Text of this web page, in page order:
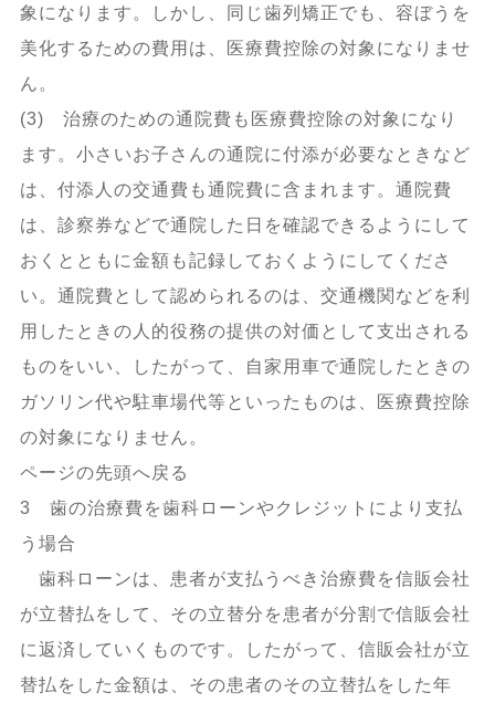
象になります。しかし、同じ歯列矯正でも、容ぼうを
美化するための費用は、医療費控除の対象になりませ
ん。
(3) 治療のための通院費も医療費控除の対象になり
ます。小さいお子さんの通院に付添が必要なときなど
は、付添人の交通費も通院費に含まれます。通院費
は、診察券などで通院した日を確認できるようにして
おくとともに金額も記録しておくようにしてくださ
い。通院費として認められるのは、交通機関などを利
用したときの人的役務の提供の対価として支出される
ものをいい、したがって、自家用車で通院したときの
ガソリン代や駐車場代等といったものは、医療費控除
の対象になりません。
ページの先頭へ戻る
3 歯の治療費を歯科ローンやクレジットにより支払
う場合
歯科ローンは、患者が支払うべき治療費を信販会社
が立替払をして、その立替分を患者が分割で信販会社
に返済していくものです。したがって、信販会社が立
替払をした金額は、その患者のその立替払をした年